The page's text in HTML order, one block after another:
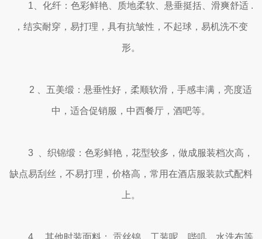
1、化纤：色彩鲜艳、质地柔软、悬垂挺括、滑爽舒适 .
，结实耐穿，易打理，具有抗皱性，不起球，易机洗不变
形。
2 、五美缎：悬垂性好，柔顺软滑，手感丰满，亮度适
中，适合促销服，中西餐厅，酒吧等。
3 、织锦缎：色彩鲜艳，花型较多，做成服装档次高，
缺点易刮丝，不易打理，价格高，常用在酒店服装款式配料
上。